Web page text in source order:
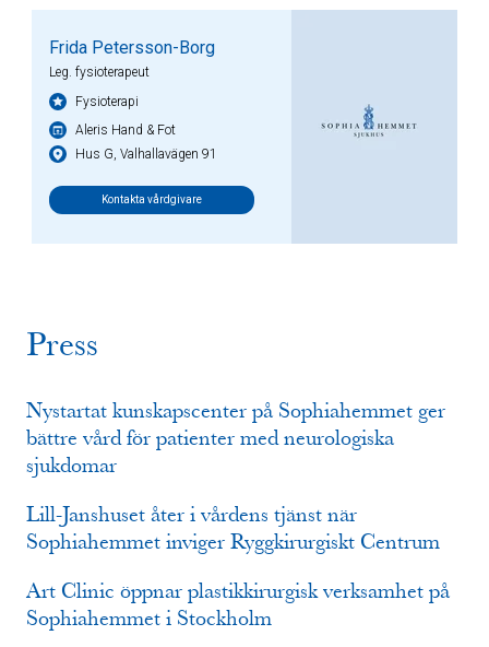
Frida Petersson-Borg
Leg. fysioterapeut
Fysioterapi
Aleris Hand & Fot
Hus G, Valhallavägen 91
Kontakta vårdgivare
Press
Nystartat kunskapscenter på Sophiahemmet ger
bättre vård för patienter med neurologiska
sjukdomar
Lill-Janshuset åter i vårdens tjänst när
Sophiahemmet inviger Ryggkirurgiskt Centrum
Art Clinic öppnar plastikkirurgisk verksamhet på
Sophiahemmet i Stockholm